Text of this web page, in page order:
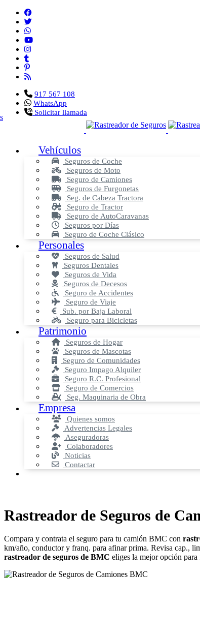
917 567 108
WhatsApp
Solicitar llamada
Vehículos
Seguros de Coche
Seguros de Moto
Seguro de Camiones
Seguros de Furgonetas
Seg. de Cabeza Tractora
Seguro de Tractor
Seguro de AutoCaravanas
Seguros por Días
Seguro de Coche Clásico
Personales
Seguros de Salud
Seguros Dentales
Seguros de Vida
Seguros de Decesos
Seguro de Accidentes
Seguro de Viaje
Sub. por Baja Laboral
Seguro para Bicicletas
Patrimonio
Seguros de Hogar
Seguros de Mascotas
Seguro de Comunidades
Seguro Impago Alquiler
Seguro R.C. Profesional
Seguro de Comercios
Seg. Maquinaria de Obra
Empresa
Quienes somos
Advertencias Legales
Aseguradoras
Colaboradores
Noticias
Contactar
Rastreador de Seguros de
Compara y contrata el seguro para tu camión BMC con
km/año, conductor y franq. para afinar prima. Revisa cap.,
rastreador de seguros de BMC eliges la mejor opción